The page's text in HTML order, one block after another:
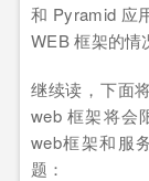
和 Pyramid 应
WEB 框架的情
继续读，下面
web 框架将会
web框架和服
题：